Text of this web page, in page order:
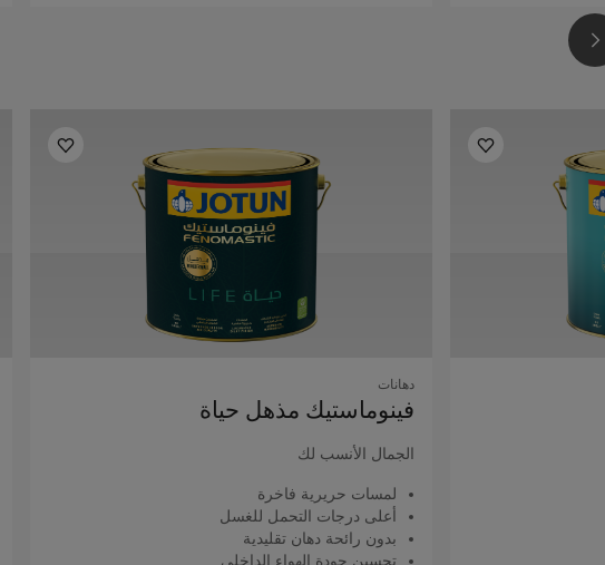
دهانات
فينوماستيك مذهل حياة
الجمال الأنسب لك
لمسات حريرية فاخرة
أعلى درجات التحمل للغسل
بدون رائحة دهان تقليدية
تحسين جودة الهواء الداخلي